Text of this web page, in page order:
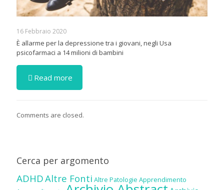
16 Febbraio 2020
È allarme per la depressione tra i giovani, negli Usa
psicofarmaci a 14 milioni di bambini
Read more
Comments are closed.
Cerca per argomento
ADHDAltre Fonti Altre Patologie Apprendimento